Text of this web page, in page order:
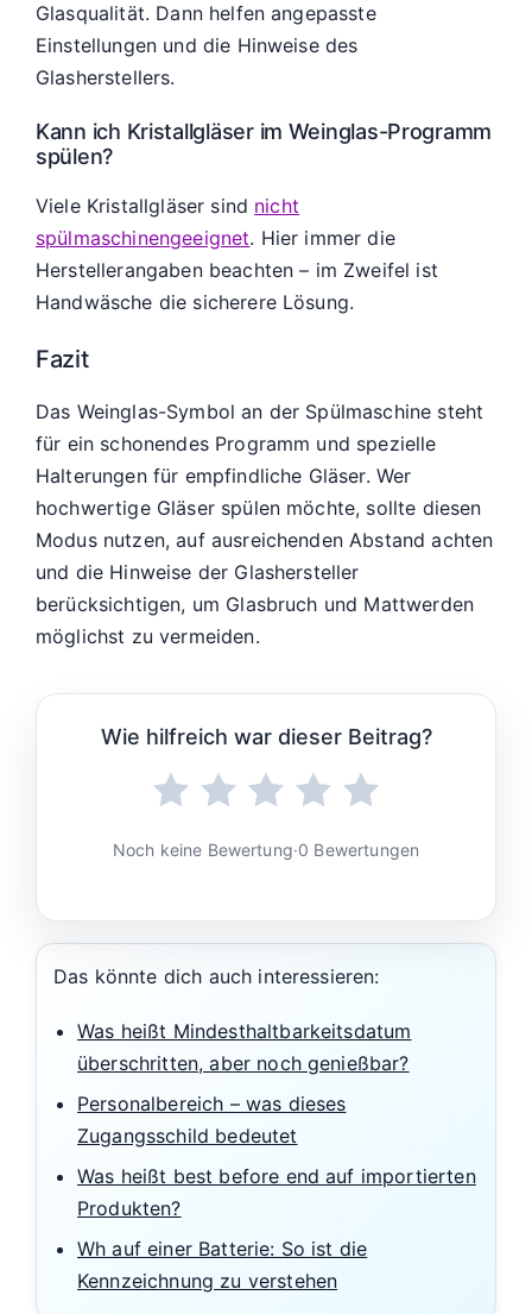
Glasqualität. Dann helfen angepasste
Einstellungen und die Hinweise des
Glasherstellers.
Kann ich Kristallgläser im Weinglas-Programm
spülen?
Viele Kristallgläser sind nicht
spülmaschinengeeignet. Hier immer die
Herstellerangaben beachten – im Zweifel ist
Handwäsche die sicherere Lösung.
Fazit
Das Weinglas-Symbol an der Spülmaschine steht
für ein schonendes Programm und spezielle
Halterungen für empfindliche Gläser. Wer
hochwertige Gläser spülen möchte, sollte diesen
Modus nutzen, auf ausreichenden Abstand achten
und die Hinweise der Glashersteller
berücksichtigen, um Glasbruch und Mattwerden
möglichst zu vermeiden.
Wie hilfreich war dieser Beitrag?
Noch keine Bewertung·0 Bewertungen
Das könnte dich auch interessieren:
Was heißt Mindesthaltbarkeitsdatum
überschritten, aber noch genießbar?
Personalbereich – was dieses
Zugangsschild bedeutet
Was heißt best before end auf importierten
Produkten?
Wh auf einer Batterie: So ist die
Kennzeichnung zu verstehen